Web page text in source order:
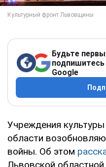
Будьте
подпишитесь
Google
Учреждения
области
войны. Об этом
Львовской